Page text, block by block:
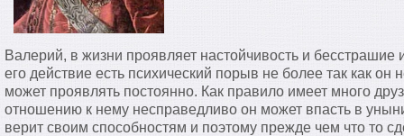
Валерий, в жизни проявляет настойчивость и бесстрашие
его действие есть психический порыв не более так как он
может проявлять постоянно. Как правило имеет много
отношению к нему несправедливо он может впасть в
верит своим способностям и поэтому прежде чем что то